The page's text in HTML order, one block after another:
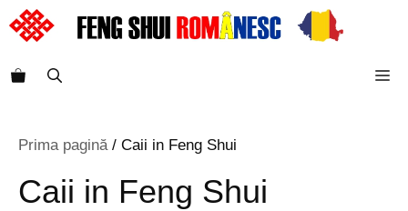
Sari
la
Prima pagină/ Caii in Feng Shui
Caii in Feng Shui